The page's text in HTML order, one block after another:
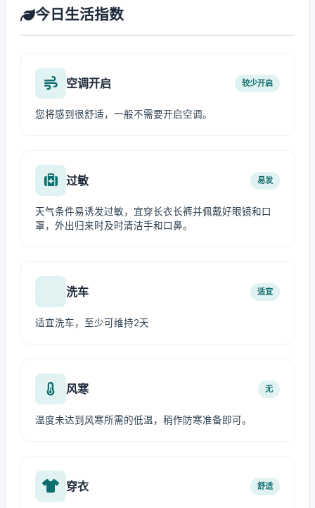
今日生活指数
空调开启 较少开启
您将感到很舒适，一般不需要开启空调。
过敏 易发
天气条件易诱发过敏，宜穿长衣长裤并佩戴好眼镜和口
罩，外出归来时及时清洁手和口鼻。
洗车 适宜
适宜洗车，至少可维持2天
风寒 无
温度未达到风寒所需的低温，稍作防寒准备即可。
穿衣 舒适